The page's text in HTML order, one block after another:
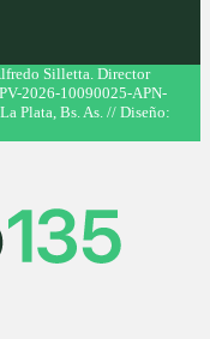
Silletta. Director
2026-10090025-APN-
Plata, Bs. As. // Diseño: